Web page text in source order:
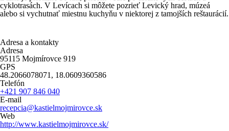
cyklotrasách. V Levícach si môžete pozrieť Levický hrad, múzeá
alebo si vychutnať miestnu kuchyňu v niektorej z tamojších reštaurácií.
Adresa a kontakty
Adresa
95115 Mojmírovce 919
GPS
48.2066078071, 18.0609360586
Telefón
+421 907 846 040
E-mail
recepcia@kastielmojmirovce.sk
Web
http://www.kastielmojmirovce.sk/